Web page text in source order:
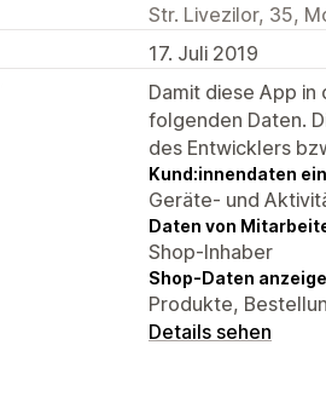
Str. Livezilor, 35,
17. Juli 2019
Damit diese App
folgenden Daten.
des Entwicklers
Kund:innendaten
Geräte- und
Daten von
Shop-Inhaber
Shop-Daten
Produkte,
Details sehen